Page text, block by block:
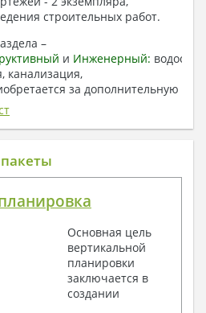
строительных работ.
–
и Инженерный:
канализация,
за дополнительную
проекту
планы с
конструкций
внешних отделок
– спецификация
– сечения и
Основная цель
вертикальной
планировки
заключается в
создании